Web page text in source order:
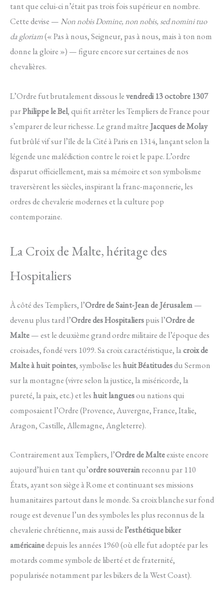
tant que celui-ci n’était pas trois fois supérieur en nombre.
Cette devise — Non nobis Domine, non nobis, sed nomini tuo
da gloriam(« Pas à nous, Seigneur, pas à nous, mais à ton nom
donne la gloire ») — figure encore sur certaines de nos
chevalières.
L’Ordre fut brutalement dissous levendredi 13 octobre 1307
parPhilippe le Bel, qui fit arrêter les Templiers de France pour
s’emparer de leur richesse. Le grand maître Jacques de Molay
fut brûlé vif sur l’île de la Cité à Paris en 1314, lançant selon la
légende une malédiction contre le roi et le pape. L’ordre
disparut officiellement, mais sa mémoire et son symbolisme
traversèrent les siècles, inspirant la franc-maçonnerie, les
ordres de chevalerie modernes et la culture pop
contemporaine.
La Croix de Malte, héritage des
Hospitaliers
À côté des Templiers, l’Ordre de Saint-Jean de Jérusalem—
devenu plus tard l’Ordre des Hospitalierspuis l’Ordre de
Malte— est le deuxième grand ordre militaire de l’époque des
croisades, fondé vers 1099. Sa croix caractéristique, lacroix de
Malte à huit pointes, symbolise leshuit Béatitudesdu Sermon
sur la montagne (vivre selon la justice, la miséricorde, la
pureté, la paix, etc.) et leshuit languesou nations qui
composaient l’Ordre (Provence, Auvergne, France, Italie,
Aragon, Castille, Allemagne, Angleterre).
Contrairement aux Templiers, l’Ordre de Malteexiste encore
aujourd’hui en tant qu’ordre souverainreconnu par 110
États, ayant son siège à Rome et continuant ses missions
humanitaires partout dans le monde. Sa croix blanche sur fond
rouge est devenue l’un des symboles les plus reconnus de la
chevalerie chrétienne, mais aussi del’esthétique biker
américainedepuis les années 1960 (où elle fut adoptée par les
motards comme symbole de liberté et de fraternité,
popularisée notamment par les bikers de la West Coast).